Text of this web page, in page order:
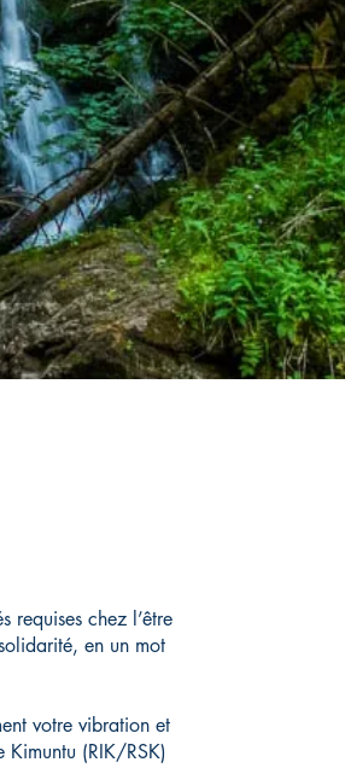
requises chez l’être
en un mot
votre vibration et
(RIK/RSK)